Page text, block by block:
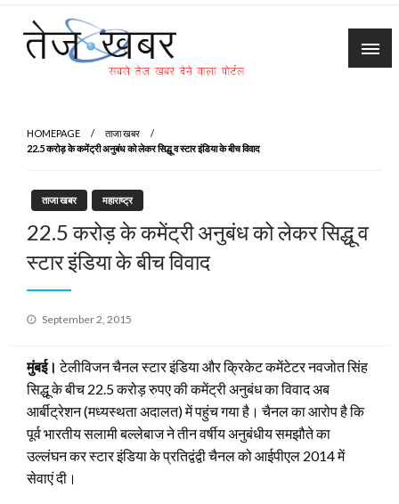
Skip
content
HOMEPAGE
ताजा खबर
22.5 करोड़ के कमेंट्री अनुबंध को लेकर सिद्धू व स्टार इंडिया के बीच विवाद
ताजा खबर महाराष्ट्र
22.5 करोड़ के कमेंट्री अनुबंध को लेकर सिद्धू व
स्टार इंडिया के बीच विवाद
Posted
September 2, 2015
मुंबई। टेलीविजन चैनल स्टार इंडिया और क्रिकेट कमेंटेटर नवजोत सिंह
सिद्धू के बीच 22.5 करोड़ रुपए की कमेंट्री अनुबंध का विवाद अब
आर्बीट्रेशन (मध्यस्थता अदालत) में पहुंच गया है। चैनल का आरोप है कि
पूर्व भारतीय सलामी बल्लेबाज ने तीन वर्षीय अनुबंधीय समझौते का
उल्लंघन कर स्टार इंडिया के प्रतिद्वंद्वी चैनल को आईपीएल 2014 में
सेवाएं दी।